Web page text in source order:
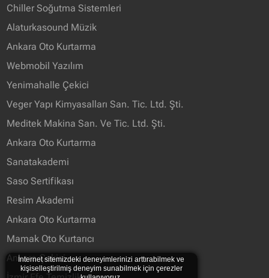
Chiller Soğutma Sistemleri
Alaturkasound Müzik
Ankara Oto Kurtarma
Webmobil Yazılım
Yenimahalle Çekici
Veger Yapı Kimyasalları San. Tic. Ltd. Şti.
Meditek Makina San. Ve Tic. Ltd. Şti.
Ankara Oto Kurtarma
Sanatakademi
Saso Sertifikası
Resim Akademi
Ankara Oto Kurtarma
Mamak Oto Kurtarıcı
Ankara Çekici
İnternet sitemizdeki deneyimlerinizi arttırabilmek ve
kişiselleştirilmiş deneyim sunabilmek için çerezler